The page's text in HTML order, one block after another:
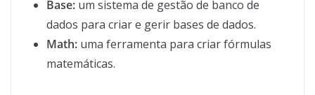
Base: um sistema de gestão de banco de
dados para criar e gerir bases de dados.
Math: uma ferramenta para criar fórmulas
matemáticas.